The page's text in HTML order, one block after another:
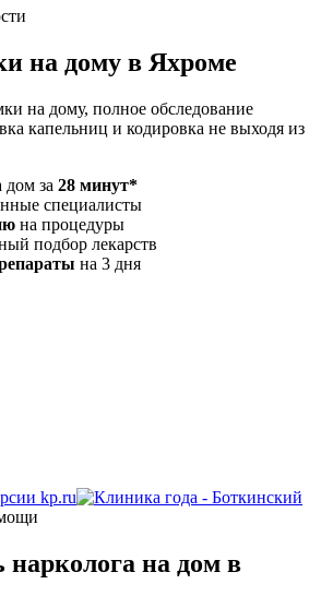
на дому в Яхроме
на дому, полное обследование
капельниц и кодировка не выходя из
за 28 минут*
специалисты
на процедуры
подбор лекарств
на 3 дня
kp.ru
на дом в